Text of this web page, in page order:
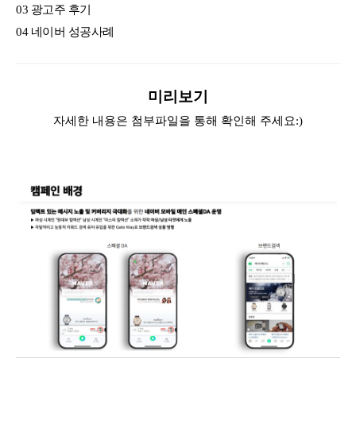
03 광고주 후기
04 네이버 성공사례
미리보기
자세한 내용은 첨부파일을 통해 확인해 주세요:)